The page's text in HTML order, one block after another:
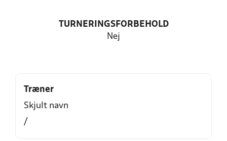
TURNERINGSFORBEHOLD
Nej
Træner
Skjult navn
/